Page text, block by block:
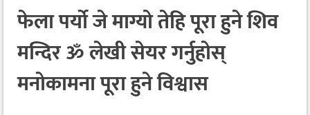
फेला पर्यो जे माग्यो तेहि पूरा हुने शिव
मन्दिर ॐ लेखी सेयर गर्नुहोस्
मनोकामना पूरा हुने विश्वास